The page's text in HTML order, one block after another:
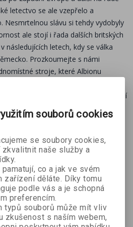
wildcaty, kontroverzní
války
letectvo se ale vzepřelo a
Nesmrtelnou slávu si tehdy vydobyly
ale stojí i řada dalších britských
následujících letech, kdy se válka
Prozkoumejte s námi
stroje, které Albionu
nadvládu, i skvělé dvoumístné
A samozřejmě nechybí ani námořní
proudového věku. Uvnitř najdete
po útoky na pozemní cíle v roli
souborů cookies
se soubory cookies,
zkvalitnit naše služby a
co a jak ve svém
zařízení děláte. Díky tomu
podle vás a je schopná
preferencím.
typů souborů může mít vliv
zkušenost s naším webem,